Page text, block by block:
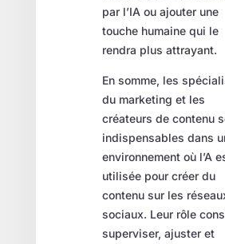
par l’IA ou ajouter une
touche humaine qui le
rendra plus attrayant.
En somme, les
du marketing et les
créateurs de contenu
indispensables dans
environnement où l’A
utilisée pour créer du
contenu sur les
sociaux. Leur rôle
superviser, ajuster et